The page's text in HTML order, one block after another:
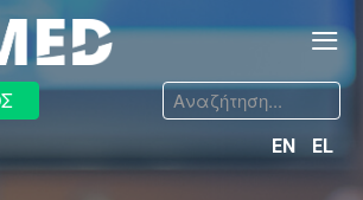
≡
Αναζήτηση...
EN EL